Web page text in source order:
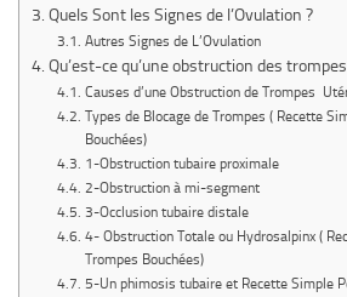
Quels Sont les Signes de l’Ovulation ?
Autres Signes de L’Ovulation
Qu’est-ce qu’une obstruction des
Causes d’une Obstruction de Trompes
Types de Blocage de Trompes ( Recette
Bouchées)
1-Obstruction tubaire proximale
2-Obstruction à mi-segment
3-Occlusion tubaire distale
4- Obstruction Totale ou Hydrosalpinx (
Trompes Bouchées)
5-Un phimosis tubaire et Recette Simple